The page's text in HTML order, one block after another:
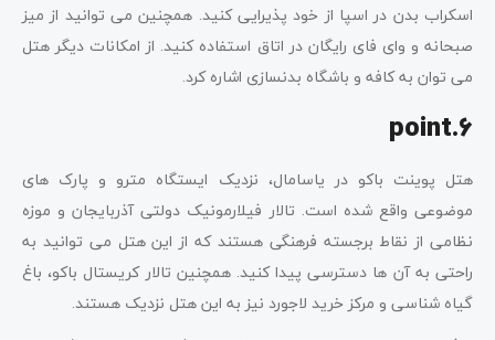
اسکراب بدن در اسپا از خود پذیرایی کنید. همچنین می توانید از میز
صبحانه و وای فای رایگان در اتاق استفاده کنید. از امکانات دیگر هتل
می توان به کافه و باشگاه بدنسازی اشاره کرد.
6.
point
هتل پوینت باکو در یاسامال، نزدیک ایستگاه مترو و پارک های
موضوعی واقع شده است. تالار فیلارمونیک دولتی آذربایجان و موزه
نظامی از نقاط برجسته فرهنگی هستند که از این هتل می توانید به
راحتی به آن ها دسترسی پیدا کنید. همچنین تالار کریستال باکو، باغ
گیاه شناسی و مرکز خرید لاجورد نیز به این هتل نزدیک هستند.